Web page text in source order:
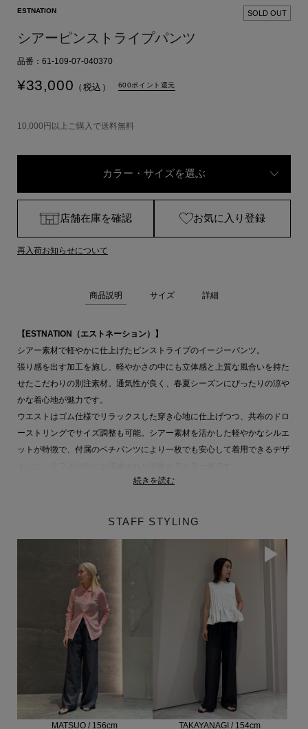
ESTNATION SOLD OUT
シアーピンストライプパンツ
品番：61-109-07-040370
¥33,000 （税込） 600ポイント還元
10,000円以上ご購入で送料無料
カラー・サイズを選ぶ
店舗在庫を確認 お気に入り登録
再入荷お知らせについて
商品説明 サイズ 詳細
【ESTNATION（エストネーション）】
シアー素材で軽やかに仕上げたピンストライプのイージーパンツ。
張り感を出す加工を施し、軽やかさの中にも立体感と上質な風合いを持た
せたこだわりの別注素材。通気性が良く、春夏シーズンにぴったりの涼や
かな着心地が魅力です。
ウエストはゴム仕様でリラックスした穿き心地に仕上げつつ、共布のドロ
ーストリングでサイズ調整も可能。シアー素材を活かした軽やかなシルエ
ットが特徴で、付属のペチパンツにより一枚でも安心して着用できるデザ
同素材のジャケットやベストとのセットアップスタイルはもちろん、Tシ
ーからリラックスシーンまで幅広く活躍し、涼しげでトレンド感のあるス
ジャケット品番：61-109-04-040311
ベスト品番：61-109-06-040312
同型アイテム
■こちらは手洗い可能な商品です。
続きを読む
STAFF STYLING
MATSUO / 156cm TAKAYANAGI / 154cm